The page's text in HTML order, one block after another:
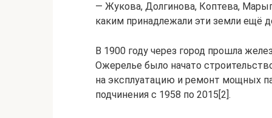
— Жукова, Долгинова, Коптева,
каким принадлежали эти земли ещё
В 1900 году через город прошла
Ожерелье было начато
на эксплуатацию и ремонт мощных
подчинения с 1958 по 2015[2].